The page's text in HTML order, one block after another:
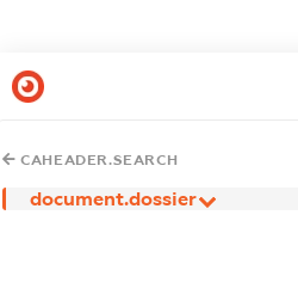
CAHEADER.SEARCH
document.dossier